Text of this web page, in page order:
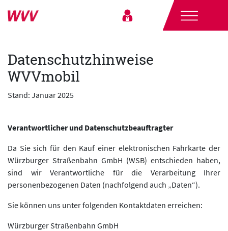
Datenschutzhinweise
WVVmobil
Stand: Januar 2025
Verantwortlicher und Datenschutzbeauftragter
Da Sie sich für den Kauf einer elektronischen Fahrkarte der
Würzburger Straßenbahn GmbH (WSB) entschieden haben,
sind wir Verantwortliche für die Verarbeitung Ihrer
personenbezogenen Daten (nachfolgend auch „Daten“).
Sie können uns unter folgenden Kontaktdaten erreichen:
Würzburger Straßenbahn GmbH